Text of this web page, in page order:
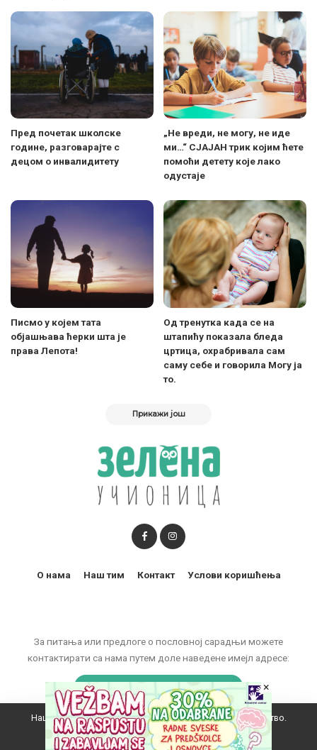
Пред почетак школске
године, разговарајте с
децом о инвалидитету
„Не вреди, не могу, не иде
ми…“ СЈАЈАН трик којим ћете
помоћи детету које лако
одустаје
Писмо у којем тата
објашњава ћерки шта је
права Лепота!
Од тренутка када се на
штапићу показала бледа
цртица, охрабривала сам
саму себе и говорила Могу ја
то.
Прикажи још
За питања или предлоге о пословној сарадњи можете
контактирати са нама путем доле наведене имејл адресе:
marketing@zelenaucionica.com
О нама Наш тим Контакт Услови коришћења
© 2011-2024 Copyright by Zelena učionica. All Rights reserved.
Наш вебсајт користи колачиће да побољша ваше искуство.
Прихватам
×